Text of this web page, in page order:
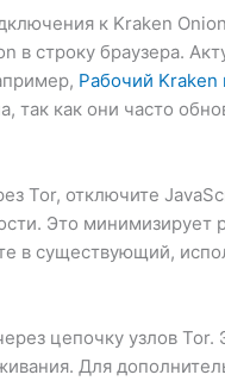
к Kraken Onion
в строку браузера.
Рабочий Kraken
так как они часто
Tor, отключите
Это минимизирует
в существующий,
цепочку узлов Tor.
Для